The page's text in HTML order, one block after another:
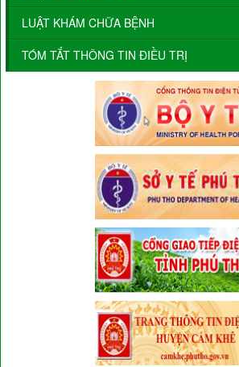
LUẬT KHÁM CHỮA BỆNH
TÓM TẮT THÔNG TIN ĐIỀU TRỊ